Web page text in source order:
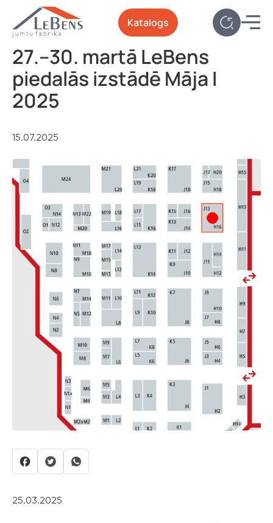
Katalogs
27.–30. martā LeBens
piedalās izstādē Māja I
2025
15.07.2025
25.03.2025